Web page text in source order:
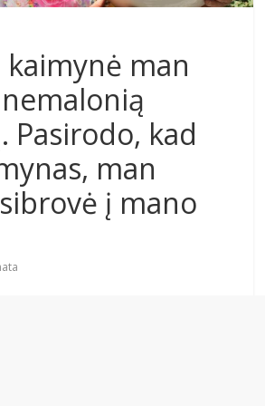
kaimynė man
Pasirodo, kad
man
į mano